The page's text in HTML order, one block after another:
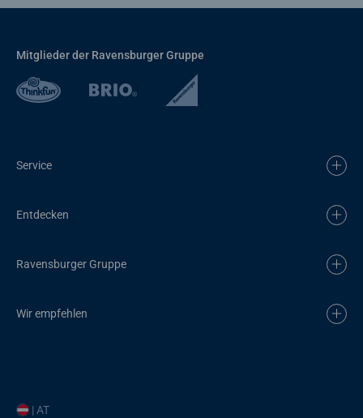
Mitglieder der Ravensburger Gruppe
Service
Entdecken
Ravensburger Gruppe
Wir empfehlen
| AT